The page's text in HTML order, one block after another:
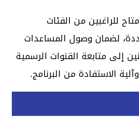
للراغبين من الفئات
لضمان وصول المساعدات
إلى متابعة القنوات الرسمية
الاستفادة من البرنامج.